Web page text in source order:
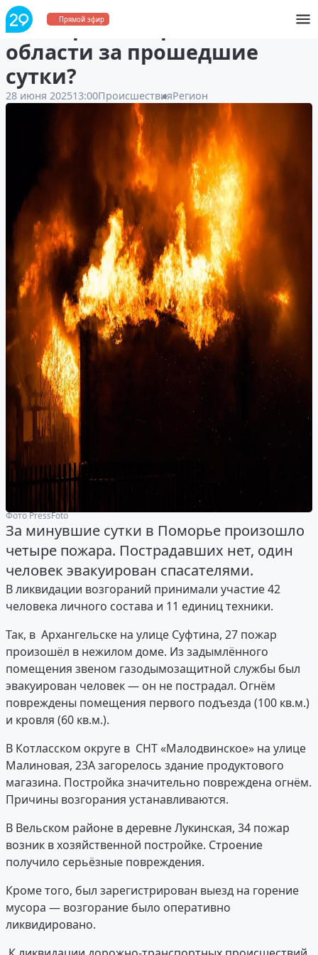
Прямой эфир
Что горело в Архангельской
области за прошедшие
сутки?
28 июня 202513:00ПроисшествияРегион
Фото PressFoto
За минувшие сутки в Поморье произошло
четыре пожара. Пострадавших нет, один
человек эвакуирован спасателями.
В ликвидации возгораний принимали участие 42
человека личного состава и 11 единиц техники.
Так, в Архангельске на улице Суфтина, 27 пожар
произошёл в нежилом доме. Из задымлённого
помещения звеном газодымозащитной службы был
эвакуирован человек — он не пострадал. Огнём
повреждены помещения первого подъезда (100 кв.м.)
и кровля (60 кв.м.).
В Котласском округе в СНТ «Малодвинское» на улице
Малиновая, 23А загорелось здание продуктового
магазина. Постройка значительно повреждена огнём.
Причины возгорания устанавливаются.
В Вельском районе в деревне Лукинская, 34 пожар
возник в хозяйственной постройке. Строение
получило серьёзные повреждения.
Кроме того, был зарегистрирован выезд на горение
мусора — возгорание было оперативно
ликвидировано.